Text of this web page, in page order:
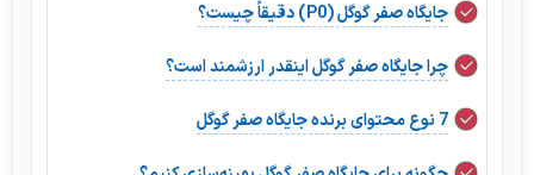
جایگاه صفر گوگل (P0) دقیقاً چیست؟
چرا جایگاه صفر گوگل اینقدر ارزشمند است؟
7 نوع محتوای برنده جایگاه صفر گوگل